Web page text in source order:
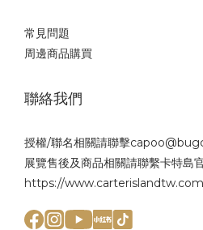
常見問題
周邊商品購買
聯絡我們
授權/聯名相關請聯擊
展覽售後及商品相關請聯繫卡特島
https://